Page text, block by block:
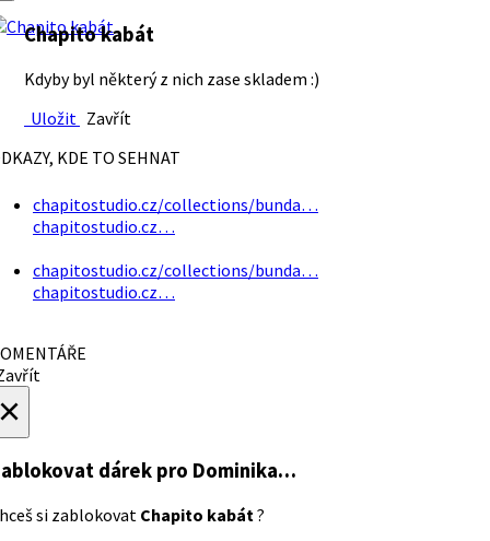
Chapito kabát
Kdyby byl některý z nich zase skladem :)
Uložit Zavřít
KDE TO SEHNAT
chapitostudio.cz/collections/bunda…
chapitostudio.cz…
chapitostudio.cz/collections/bunda…
chapitostudio.cz…
dárek pro Dominika…
si zablokovat Chapito kabát ?